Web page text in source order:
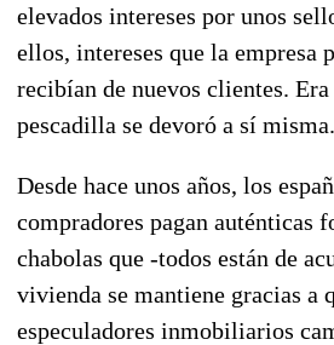
elevados intereses por unos
ellos, intereses que la empresa
recibían de nuevos clientes.
pescadilla se devoró a sí misma.
Desde hace unos años, los
compradores pagan auténticas
chabolas que -todos están de
vivienda se mantiene gracias a
especuladores inmobiliarios